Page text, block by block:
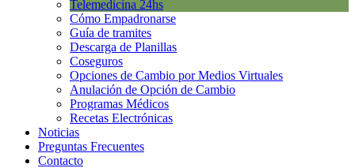
Telemedicina 24hs
Cómo Empadronarse
Guía de tramites
Descarga de Planillas
Coseguros
Opciones de Cambio por Medios Virtuales
Anulación de Opción de Cambio
Programas Médicos
Recetas Electrónicas
Noticias
Preguntas Frecuentes
Contacto